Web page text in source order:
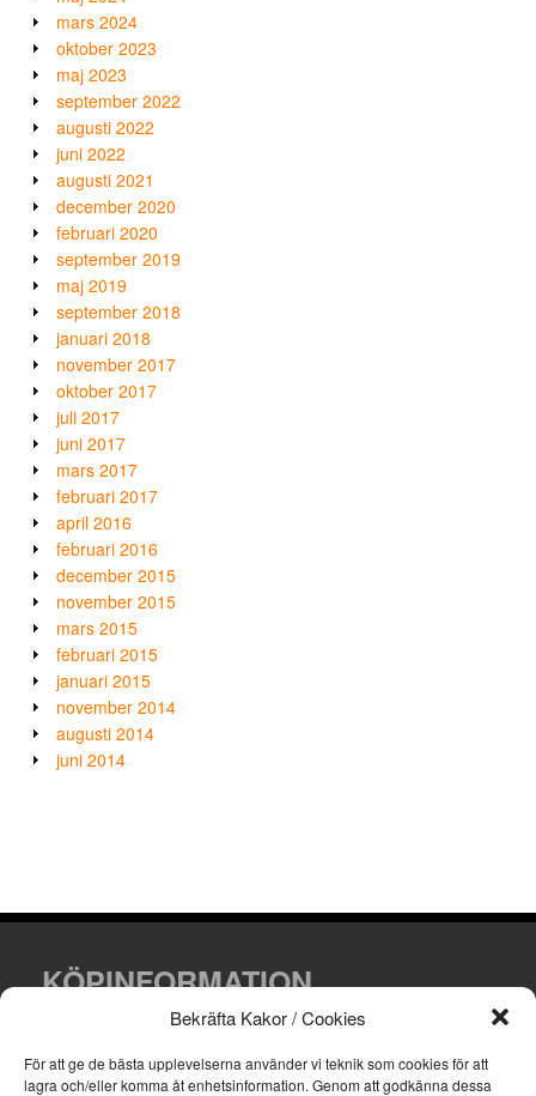
Bekräfta Kakor / Cookies
För att ge de bästa upplevelserna använder vi teknik som cookies för att
lagra och/eller komma åt enhetsinformation. Genom att godkänna dessa
mars 2024
oktober 2023
maj 2023
september 2022
augusti 2022
juni 2022
augusti 2021
december 2020
februari 2020
september 2019
maj 2019
september 2018
januari 2018
november 2017
oktober 2017
juli 2017
juni 2017
mars 2017
februari 2017
april 2016
februari 2016
december 2015
november 2015
mars 2015
februari 2015
januari 2015
november 2014
augusti 2014
juni 2014
KÖPINFORMATION
Villkor och leveransinformation.